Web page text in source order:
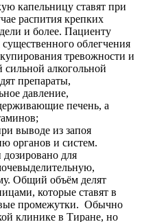
капельницу ставят при
распития крепких
и более. Пациенту
облегчения
тревожности и
сильной алкогольной
препараты,
давление,
печень, а
выводе из запоя
органов и систем.
для
Общий объём делят
которые ставят в
промежутки. Обычно
клинике в Тиране, но